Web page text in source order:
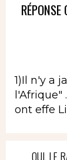
1)Il n'y a
l'Afrique"
ont effe
OUI, LE